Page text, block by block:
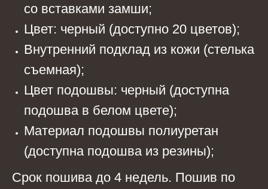
со вставками замши;
Цвет: черный (доступно 20 цветов);
Внутренний подклад из кожи (стелька
съемная);
Цвет подошвы: черный (доступна
подошва в белом цвете);
Материал подошвы полиуретан
(доступна подошва из резины);
Срок пошива до 4 недель. Пошив по